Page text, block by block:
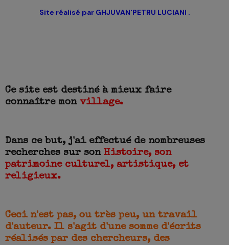
Site réalisé par GHJUVAN'PETRU LUCIANI .
Ce site est destiné à mieux faire
connaître mon village.
Dans ce but, j'ai effectué de nombreuses
recherches sur son Histoire, son
patrimoine culturel, artistique, et
religieux.
Ceci n'est pas, ou très peu, un travail
d'auteur. Il s'agit d'une somme d'écrits
réalisés par des chercheurs, des